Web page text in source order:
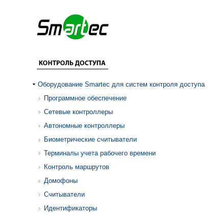
Оборудование Smartec для систем контроля доступа
Программное обеспечение
Сетевые контроллеры
Автономные контроллеры
Биометрические считыватели
Терминалы учета рабочего времени
Контроль маршрутов
Домофоны
Считыватели
Идентификаторы